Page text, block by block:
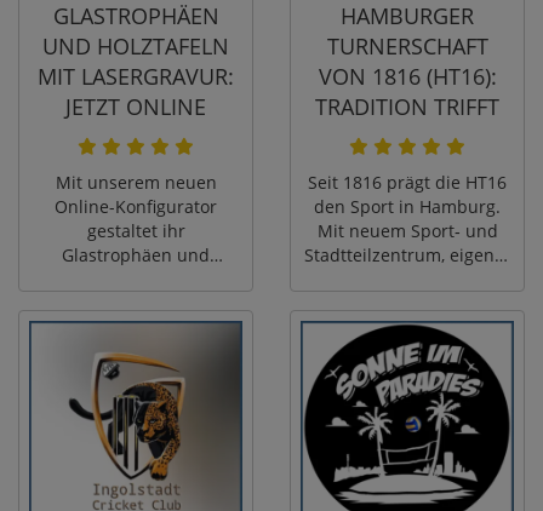
GLASTROPHÄEN
UND HOLZTAFELN
MIT LASERGRAVUR:
JETZT ONLINE
SELBST GESTALTEN
VORSCHAU
Mit unserem neuen
Online-Konfigurator
gestaltet ihr
Glastrophäen und
Minuten selbst: Logo
hochladen, Texte setzen,
in der Live-Vorschau
prüfen und direkt
bestellen. Im Beitrag
zeigen wir euch Schritt
für Schritt, wie ihr aus
Standard-Trophäen
HAMBURGER
TURNERSCHAFT
VON 1816 (HT16):
TRADITION TRIFFT
AUFBRUCH
Seit 1816 prägt die HT16
den Sport in Hamburg.
Mit neuem Sport‑ und
Stadtteilzentrum, eigener
Rehasport zeigt der
Verein, wie Tradition und
Moderne
zusammenfinden –
getragen von
Gemeinschaft, Mut und
Weitsicht.